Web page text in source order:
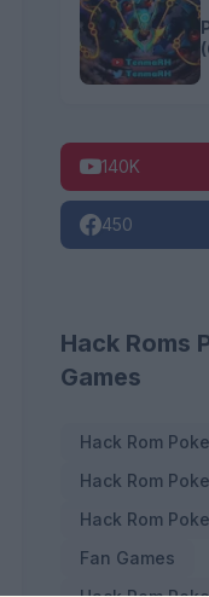
140K
450
Hack Roms
Games
Hack Rom
Hack Rom
Hack Rom
Fan Games